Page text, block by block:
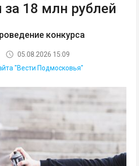
за 18 млн рублей
конкурса
05.08.2026 15:09
"Вести Подмосковья"